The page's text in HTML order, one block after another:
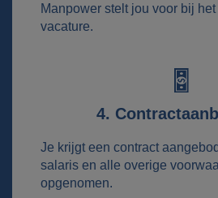
Manpower stelt jou voor bij
vacature.
4.
Je krijgt een contract
salaris en alle overige
opgenomen.